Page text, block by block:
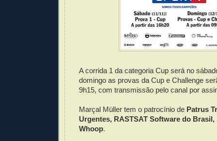
A corrida 1 da categoria Cup será no
domingo as provas da Cup e Challenge
9h15, com transmissão pelo canal por
Marçal Müller tem o patrocínio de Patrus
Urgentes, RASTSAT Software do
Whoop.